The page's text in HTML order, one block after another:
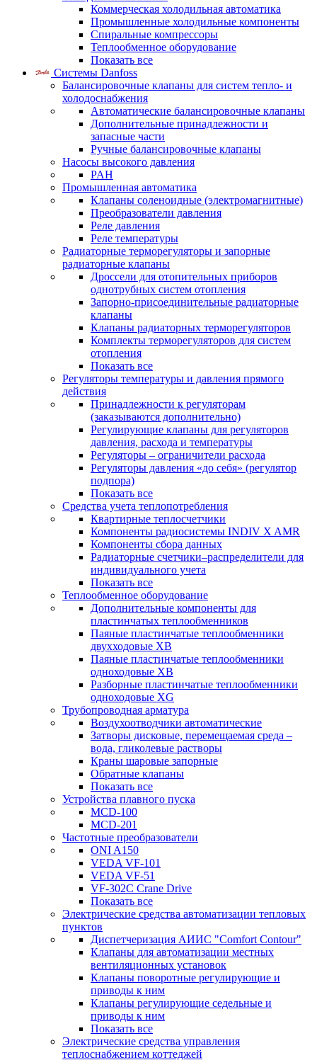
Коммерческая холодильная автоматика
Промышленные холодильные компоненты
Спиральные компрессоры
Теплообменное оборудование
Показать все
Системы Danfoss
Балансировочные клапаны для систем тепло- и
холодоснабжения
Автоматические балансировочные клапаны
Дополнительные принадлежности и
запасные части
Ручные балансировочные клапаны
Насосы высокого давления
PAH
Промышленная автоматика
Клапаны соленоидные (электромагнитные)
Преобразователи давления
Реле давления
Реле температуры
Радиаторные терморегуляторы и запорные
радиаторные клапаны
Дроссели для отопительных приборов
однотрубных систем отопления
Запорно-присоединительные радиаторные
клапаны
Клапаны радиаторных терморегуляторов
Комплекты терморегуляторов для систем
отопления
Показать все
Регуляторы температуры и давления прямого
действия
Принадлежности к регуляторам
(заказываются дополнительно)
Регулирующие клапаны для регуляторов
давления, расхода и температуры
Регуляторы – ограничители расхода
Регуляторы давления «до себя» (регулятор
подпора)
Показать все
Средства учета теплопотребления
Квартирные теплосчетчики
Компоненты радиосистемы INDIV X AMR
Компоненты сбора данных
Радиаторные счетчики–распределители для
индивидуального учета
Показать все
Теплообменное оборудование
Дополнительные компоненты для
пластинчатых теплообменников
Паяные пластинчатые теплообменники
двухходовые XB
Паяные пластинчатые теплообменники
одноходовые ХВ
Разборные пластинчатые теплообменники
одноходовые ХG
Трубопроводная арматура
Воздухоотводчики автоматические
Затворы дисковые, перемещаемая среда –
вода, гликолевые растворы
Краны шаровые запорные
Обратные клапаны
Показать все
Устройства плавного пуска
MCD-100
MCD-201
Частотные преобразователи
ONI A150
VEDA VF-101
VEDA VF-51
VF-302C Crane Drive
Показать все
Электрические средства автоматизации тепловых
пунктов
Диспетчеризация АИИС "Comfort Contour"
Клапаны для автоматизации местных
вентиляционных установок
Клапаны поворотные регулирующие и
приводы к ним
Клапаны регулирующие седельные и
приводы к ним
Показать все
Электрические средства управления
теплоснабжением коттеджей